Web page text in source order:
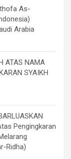
As-
Arabia
ATAS NAMA
SYAIKH
Pengingkaran
Ridha)